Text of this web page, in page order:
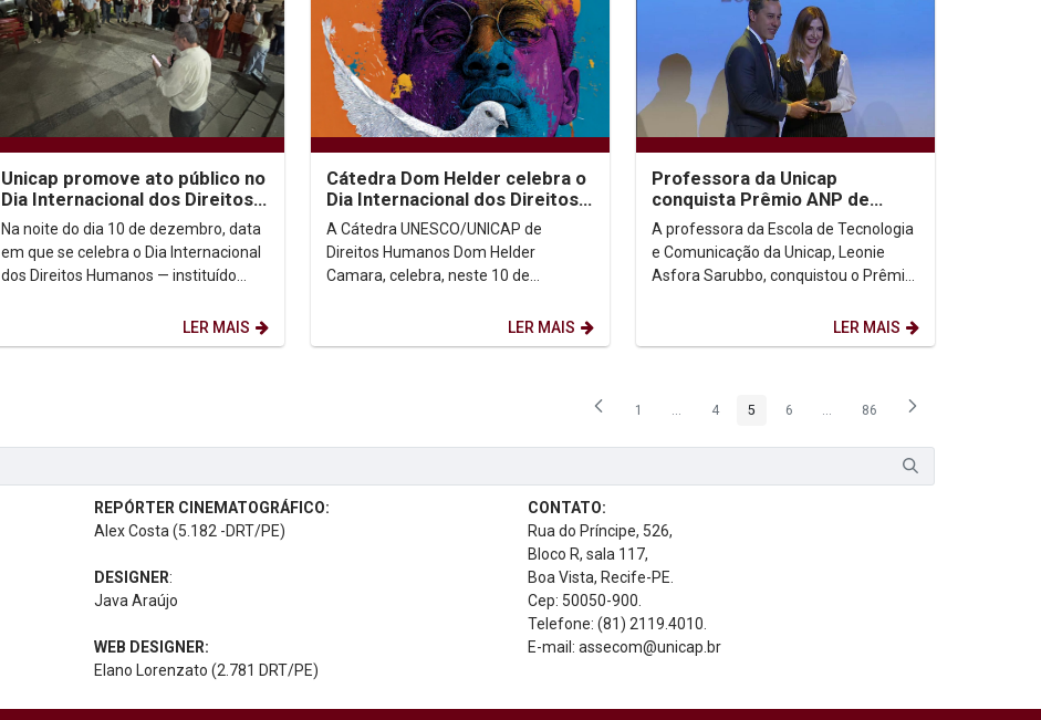
Unicap promove ato público no
Dia Internacional dos Direitos
Humanos para combater
feminicídio e...
Na noite do dia 10 de dezembro, data
em que se celebra o Dia Internacional
dos Direitos Humanos — instituído
LER MAIS
Cátedra Dom Helder celebra o
Dia Internacional dos Direitos
Humanos
A Cátedra UNESCO/UNICAP de
Direitos Humanos Dom Helder
Camara, celebra, neste 10 de
Direitos Humanos, reafirmando seu...
LER MAIS
Professora da Unicap
conquista Prêmio ANP de
Inovação Tecnológica 2025 na
categoria Personalidade...
A professora da Escola de Tecnologia
e Comunicação da Unicap, Leonie
Asfora Sarubbo, conquistou o Prêmio
LER MAIS
Página
1 ...Páginas intermediárias Usar ABA para navegar.
Página
4 Página
5 Página
6 ...Páginas intermediárias Usar ABA
Página
86
REPÓRTER CINEMATOGRÁFICO:
Alex Costa (5.182 -DRT/PE)
DESIGNER:
Java Araújo
WEB DESIGNER:
Elano Lorenzato (2.781 DRT/PE)
CONTATO:
Rua do Príncipe, 526,
Bloco R, sala 117,
Boa Vista, Recife-PE.
Cep: 50050-900.
Telefone: (81) 2119.4010.
E-mail: assecom@unicap.br